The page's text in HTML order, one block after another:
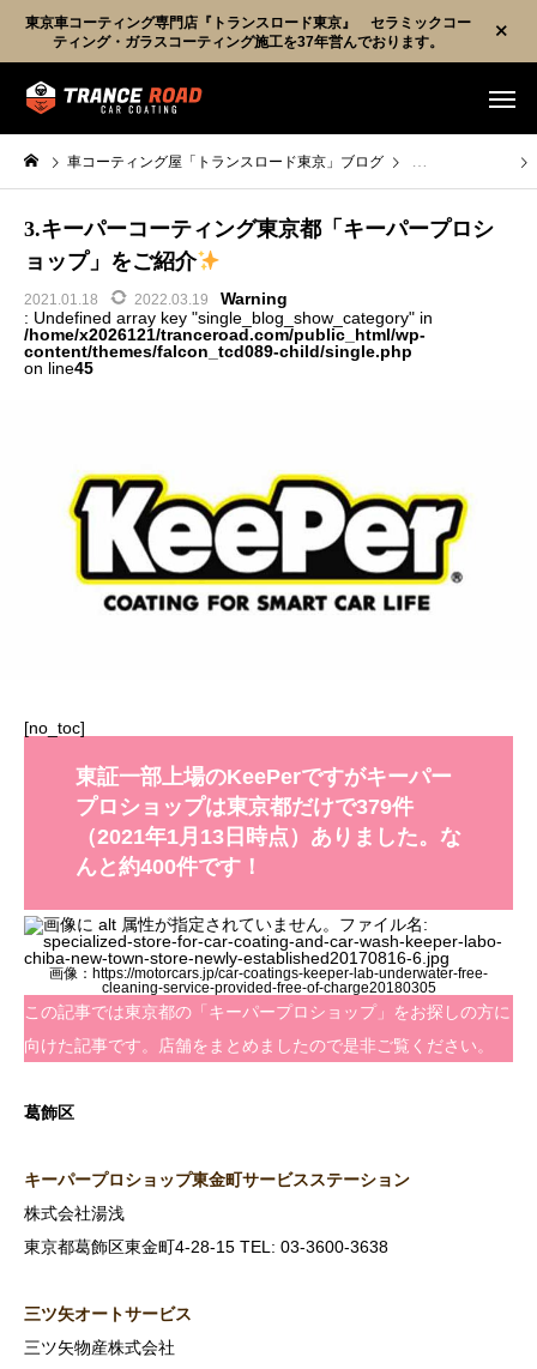
東京車コーティング専門店『トランスロード東京』 セラミックコー
ティング・ガラスコーティング施工を37年営んでおります。
車コーティング屋「トランスロード東京」ブログ 車コーティング
3.キーパーコーティング東京都「キーパープロシ
ョップ」をご紹介
2021.01.18 2022.03.19
Warning
: Undefined array key "single_blog_show_category" in
/home/x2026121/tranceroad.com/public_html/wp-
content/themes/falcon_tcd089-child/single.php
on line45
[no_toc]
東証一部上場のKeePerですがキーパー
プロショップは東京都だけで379件
（2021年1月13日時点）ありました。な
んと約400件です！
画像：https://motorcars.jp/car-coatings-keeper-lab-underwater-free-
cleaning-service-provided-free-of-charge20180305
この記事では東京都の「キーパープロショップ」をお探しの方に
向けた記事です。店舗をまとめましたので是非ご覧ください。
葛飾区
キーパープロショップ東金町サービスステーション
株式会社湯浅
東京都葛飾区東金町4-28-15 TEL: 03-3600-3638
三ツ矢オートサービス
三ツ矢物産株式会社